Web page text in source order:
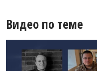
Видео по теме